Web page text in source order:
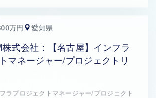
万円 愛知県
株式会社：【名古屋】インフラ
マネージャー/プロジェクトリ
ラプロジェクトマネージャー/プロジェクト